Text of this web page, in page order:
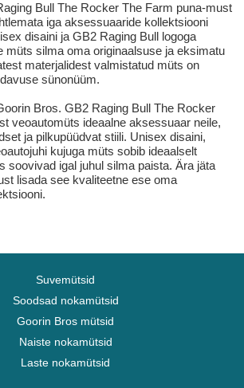
Bull The Rocker The Farm puna-must
iga aksessuaaride kollektsiooni
disaini ja GB2 Raging Bull logoga
müts silma oma originaalsuse ja eksimatu
materjalidest valmistatud müts on
sünonüüm.
Bros. GB2 Raging Bull The Rocker
veoautomüts ideaalne aksessuaar neile,
ja pilkupüüdvat stiili. Unisex disaini,
kujuga müts sobib ideaalselt
soovivad igal juhul silma paista. Ära jäta
lisada see kvaliteetne ese oma
Suvemütsid
Soodsad nokamütsid
Goorin Bros mütsid
Naiste nokamütsid
Laste nokamütsid